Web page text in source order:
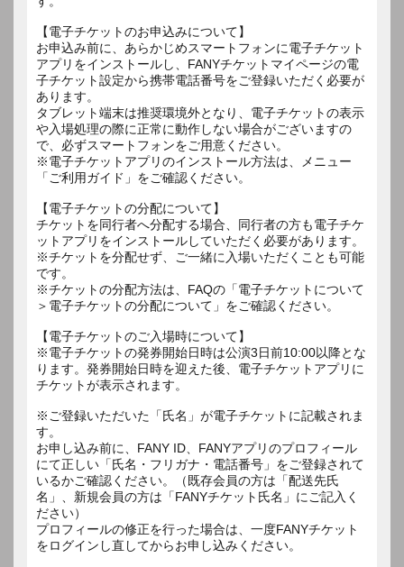
【電子チケットのお申込みについて】
お申込み前に、あらかじめスマートフォンに電子チケット
アプリをインストールし、FANYチケットマイページの電
子チケット設定から携帯電話番号をご登録いただく必要が
あります。
タブレット端末は推奨環境外となり、電子チケットの表示
や入場処理の際に正常に動作しない場合がございますの
で、必ずスマートフォンをご用意ください。
※電子チケットアプリのインストール方法は、メニュー
「ご利用ガイド」をご確認ください。
【電子チケットの分配について】
チケットを同行者へ分配する場合、同行者の方も電子チケ
ットアプリをインストールしていただく必要があります。
※チケットを分配せず、ご一緒に入場いただくことも可能
です。
※チケットの分配方法は、FAQの「電子チケットについて
＞電子チケットの分配について」をご確認ください。
【電子チケットのご入場時について】
※電子チケットの発券開始日時は公演3日前10:00以降とな
ります。発券開始日時を迎えた後、電子チケットアプリに
チケットが表示されます。
※ご登録いただいた「氏名」が電子チケットに記載されま
す。
お申し込み前に、FANY ID、FANYアプリのプロフィール
にて正しい「氏名・フリガナ・電話番号」をご登録されて
いるかご確認ください。（既存会員の方は「配送先氏
名」、新規会員の方は「FANYチケット氏名」にご記入く
ださい）
プロフィールの修正を行った場合は、一度FANYチケット
をログインし直してからお申し込みください。